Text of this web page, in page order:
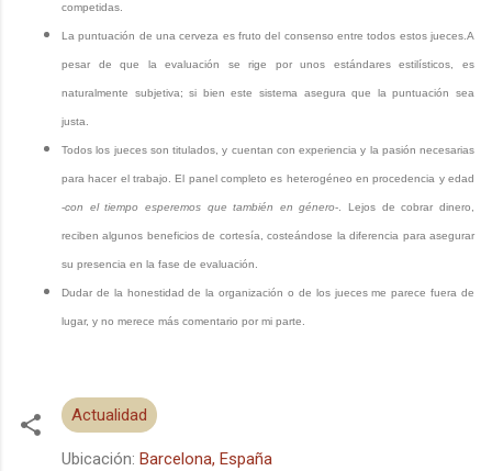
competidas.
La puntuación de una cerveza es fruto del consenso entre todos estos jueces.A
pesar de que la evaluación se rige por unos estándares estilísticos, es
naturalmente subjetiva; si bien este sistema asegura que la puntuación sea
justa.
Todos los jueces son titulados, y cuentan con experiencia y la pasión necesarias
para hacer el trabajo. El panel completo es heterogéneo en procedencia y edad
-con el tiempo esperemos que también en género-. Lejos de cobrar dinero,
reciben algunos beneficios de cortesía, costeándose la diferencia para asegurar
su presencia en la fase de evaluación.
Dudar de la honestidad de la organización o de los jueces me parece fuera de
lugar, y no merece más comentario por mi parte.
Actualidad
Ubicación: Barcelona, España